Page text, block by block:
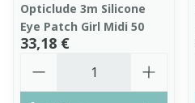
Opticlude 3m Silicone
Eye Patch Girl Midi 50
33,18 €